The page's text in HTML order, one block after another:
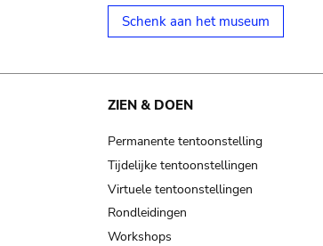
Schenk aan het museum
ZIEN & DOEN
Permanente tentoonstelling
Tijdelijke tentoonstellingen
Virtuele tentoonstellingen
Rondleidingen
Workshops